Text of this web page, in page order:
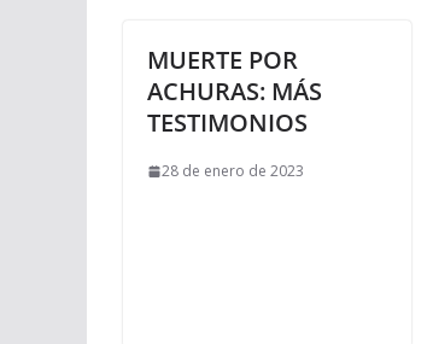
MUERTE POR
ACHURAS: MÁS
TESTIMONIOS
28 de enero de 2023